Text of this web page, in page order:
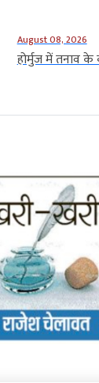
August 08, 2026
होर्मुज में तनाव के